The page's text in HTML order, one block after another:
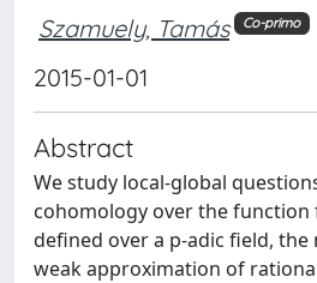
Szamuely, Tamás Co-primo
2015-01-01
Abstract
We study local-global
cohomology over the function
defined over a p-adic field, the
weak approximation of